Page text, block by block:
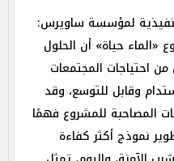
لمؤسسة ساويرس:
«الماء حياة» أن الحلول
احتياجات المجتمعات
وقابل للتوسع، وقد
المصاحبة للمشروع فهمًا
نموذج أكثر كفاءة